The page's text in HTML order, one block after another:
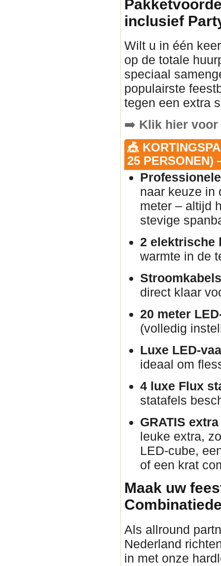
inclusief
Wilt u in één
op de totale
speciaal
populairste
tegen een extra
➡️ Klik hier
🎪
25 PERSONEN)
naar keuze in
meter – altijd
stevige
2 elektrische
warmte in de
direct klaar
20 meter
(volledig
Luxe LED-
ideaal om
4 luxe Flux
statafels
GRATIS
leuke extra,
LED-cube,
of een krat
Maak uw
Als allround
Nederland
in met onze